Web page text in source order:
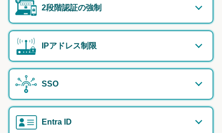
2段階認証の強制
IPアドレス制限
SSO
Entra ID